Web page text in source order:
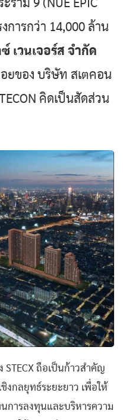
ราม 9 (NUE EPIC
การกว่า 14,000 ล้าน
เวนเจอร์ส จำกัด
ยของ บริษัท สเตคอน
คิดเป็นสัดส่วน
STECX ถือเป็นก้าวสำคัญ
งกลยุทธ์ระยะยาว เพื่อให้
การลงทุนและบริหารความ